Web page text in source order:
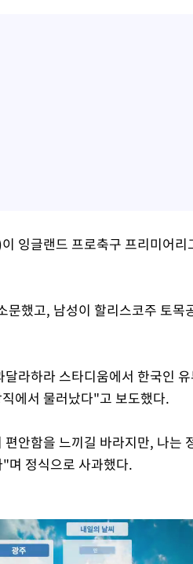
잉글랜드 프로축구 프리미어
문했고, 남성이 할리스코주 토목
라하라 스타디움에서 한국인
에서 물러났다"고 보도했다.
안함을 느끼길 바라지만, 나는
며 정식으로 사과했다.